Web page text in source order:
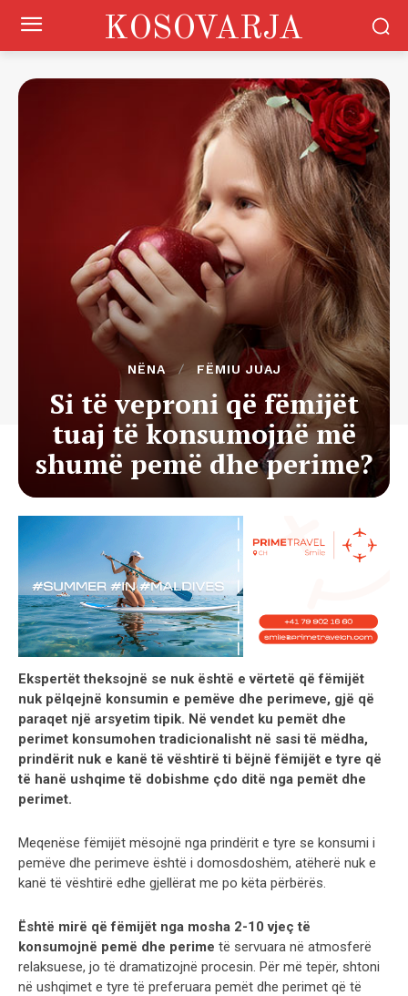
KOSOVARJA
NËNA FËMIU JUAJ
Si të veproni që fëmijët
tuaj të konsumojnë më
shumë pemë dhe perime?
Ekspertët theksojnë se nuk është e vërtetë që fëmijët
nuk pëlqejnë konsumin e pemëve dhe perimeve, gjë që
paraqet një arsyetim tipik. Në vendet ku pemët dhe
perimet konsumohen tradicionalisht në sasi të mëdha,
prindërit nuk e kanë të vështirë ti bëjnë fëmijët e tyre që
të hanë ushqime të dobishme çdo ditë nga pemët dhe
perimet.
Meqenëse fëmijët mësojnë nga prindërit e tyre se konsumi i
pemëve dhe perimeve është i domosdoshëm, atëherë nuk e
kanë të vështirë edhe gjellërat me po këta përbërës.
Është mirë që fëmijët nga mosha 2-10 vjeç të
konsumojnë pemë dhe perime të servuara në atmosferë
relaksuese, jo të dramatizojnë procesin. Për më tepër, shtoni
në ushqimet e tyre të preferuara pemët dhe perimet që të